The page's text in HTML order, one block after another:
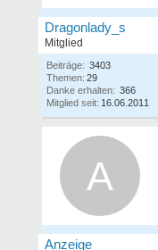
Dragonlady_s
Mitglied
Beiträge: 3403
Themen: 29
Danke erhalten: 366
Mitglied seit: 16.06.2011
A